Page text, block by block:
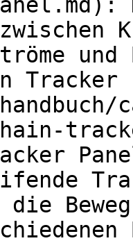
und
Tracker